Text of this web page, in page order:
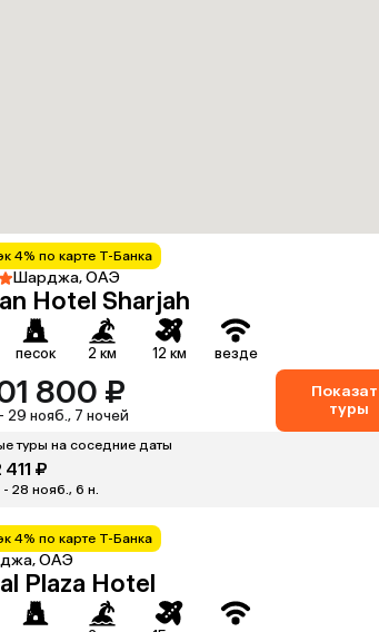
4% по карте Т-Банка
Шарджа, ОАЭ
Hotel Sharjah
песок 2 км 12 км везде
800 ₽
29 нояб., 7 ночей
туры
туры на соседние даты
₽
28 нояб., 6 н.
4% по карте Т-Банка
ОАЭ
Plaza Hotel